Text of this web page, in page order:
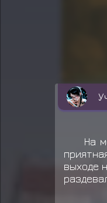
На
выходе